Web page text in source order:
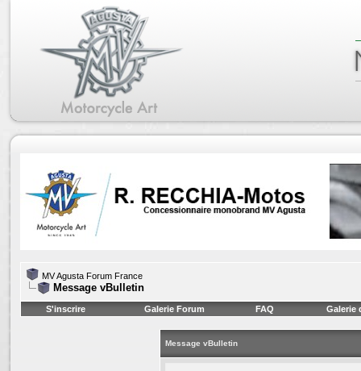
MV Agusta Forum France
Message vBulletin
S'inscrire Galerie Forum FAQ Galerie
Message vBulletin